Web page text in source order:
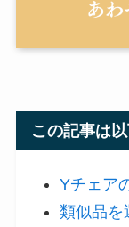
この記事は
Yチェア
類似品を